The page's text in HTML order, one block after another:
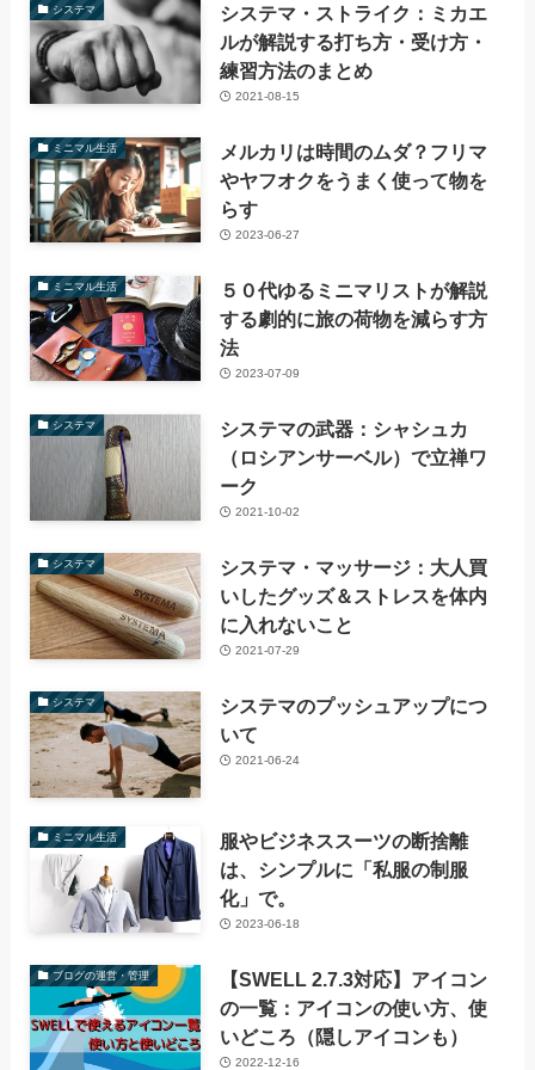
システマ
システマ・ストライク：ミカエ
ルが解説する打ち方・受け方・
練習方法のまとめ
2021-08-15
ミニマル生活
メルカリは時間のムダ？フリマ
やヤフオクをうまく使って物を
らす
2023-06-27
ミニマル生活
５０代ゆるミニマリストが解説
する劇的に旅の荷物を減らす方
法
2023-07-09
システマ
システマの武器：シャシュカ
（ロシアンサーベル）で立禅ワ
ーク
2021-10-02
システマ
システマ・マッサージ：大人買
いしたグッズ＆ストレスを体内
に入れないこと
2021-07-29
システマ
システマのプッシュアップにつ
いて
2021-06-24
ミニマル生活
服やビジネススーツの断捨離
は、シンプルに「私服の制服
化」で。
2023-06-18
ブログの運営・管理
【SWELL 2.7.3対応】アイコン
の一覧：アイコンの使い方、使
いどころ（隠しアイコンも）
2022-12-16